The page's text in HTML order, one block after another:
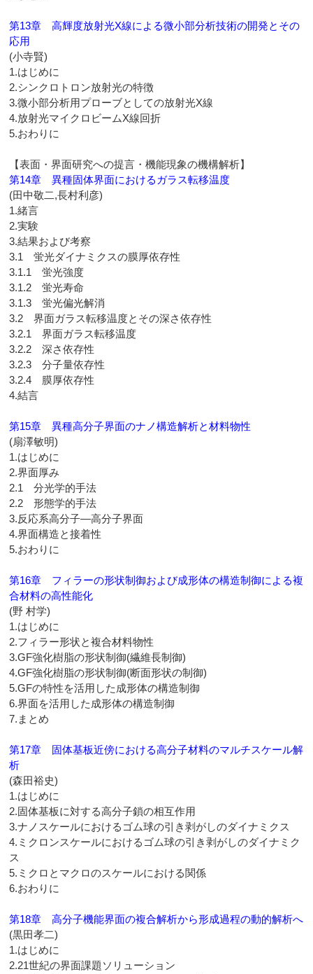
第13章 高輝度放射光X線による微小部分析技術の開発とその
応用
(小寺賢)
1.はじめに
2.シンクロトロン放射光の特徴
3.微小部分析用プローブとしての放射光X線
4.放射光マイクロビームX線回折
5.おわりに
【表面・界面研究への提言・機能現象の機構解析】
第14章 異種固体界面におけるガラス転移温度
(田中敬二,長村利彦)
1.緒言
2.実験
3.結果および考察
3.1 蛍光ダイナミクスの膜厚依存性
3.1.1 蛍光強度
3.1.2 蛍光寿命
3.1.3 蛍光偏光解消
3.2 界面ガラス転移温度とその深さ依存性
3.2.1 界面ガラス転移温度
3.2.2 深さ依存性
3.2.3 分子量依存性
3.2.4 膜厚依存性
4.結言
第15章 異種高分子界面のナノ構造解析と材料物性
(扇澤敏明)
1.はじめに
2.界面厚み
2.1 分光学的手法
2.2 形態学的手法
3.反応系高分子―高分子界面
4.界面構造と接着性
5.おわりに
第16章 フィラーの形状制御および成形体の構造制御による複
合材料の高性能化
(野 村学)
1.はじめに
2.フィラー形状と複合材料物性
3.GF強化樹脂の形状制御(繊維長制御)
4.GF強化樹脂の形状制御(断面形状の制御)
5.GFの特性を活用した成形体の構造制御
6.界面を活用した成形体の構造制御
7.まとめ
第17章 固体基板近傍における高分子材料のマルチスケール解
析
(森田裕史)
1.はじめに
2.固体基板に対する高分子鎖の相互作用
3.ナノスケールにおけるゴム球の引き剥がしのダイナミクス
4.ミクロンスケールにおけるゴム球の引き剥がしのダイナミク
ス
5.ミクロとマクロのスケールにおける関係
6.おわりに
第18章 高分子機能界面の複合解析から形成過程の動的解析へ
(黒田孝二)
1.はじめに
2.21世紀の界面課題ソリューション